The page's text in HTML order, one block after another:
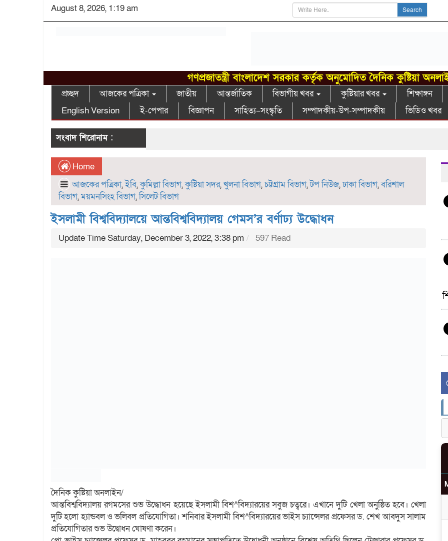
August 8, 2026, 1:19 am Search
গণপ্রজাতন্ত্রী বাংলাদেশ সরকার কর্তৃক অনুমোদিত দৈনিক কুষ্টিয়া
প্রচ্ছদ আজকের পত্রিকা জাতীয় আন্তর্জাতিক বিভাগীয় খবর কুষ্টিয়ার খবর শিক্ষাঙ্গন
English Version
ই-পেপার বিজ্ঞাপন সাহিত্য–সংস্কৃতি সম্পাদকীয়-উপ-সম্পাদকীয় ভিডিও খবর
সংবাদ শিরোনাম :
Home
আজকের পত্রিকা,ইবি,কুমিল্লা বিভাগ,কুষ্টিয়া সদর,খুলনা বিভাগ,চট্টগ্রাম বিভাগ,টপ নিউজ,ঢাকা বিভাগ,বরিশাল
বিভাগ,ময়মনসিংহ বিভাগ,সিলেট বিভাগ
ইসলামী বিশ্ববিদ্যালয়ে আন্তবিশ্ববিদ্যালয় গেমস’র বর্ণাঢ্য উদ্ধোধন
Update Time Saturday, December 3, 2022, 3:38 pm 597 Read
দৈনিক কুষ্টিয়া অনলাইন/
আন্তবিশ্ববিদ্যালয় রগমসের শুভ উদ্ধোধন হয়েছে ইসলামী বিশ^বিদ্যারয়ের সবুজ চত্বরে। এখানে দুটি খেলা অনুষ্ঠিত হবে। খেলা
দুটি হলো হ্যান্ডবল ও ভলিবল প্রতিযোগিতা। শনিবার ইসলামী বিশ^বিদ্যারয়ের ভাইস চ্যান্সেলর প্রফেসর ড. শেখ আবদুস সালাম
প্রতিযোগিতার শুভ উদ্বোধন ঘোষণা করেন।